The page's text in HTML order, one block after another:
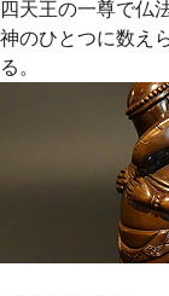
四天王の一尊で仏
神のひとつに数え
る。